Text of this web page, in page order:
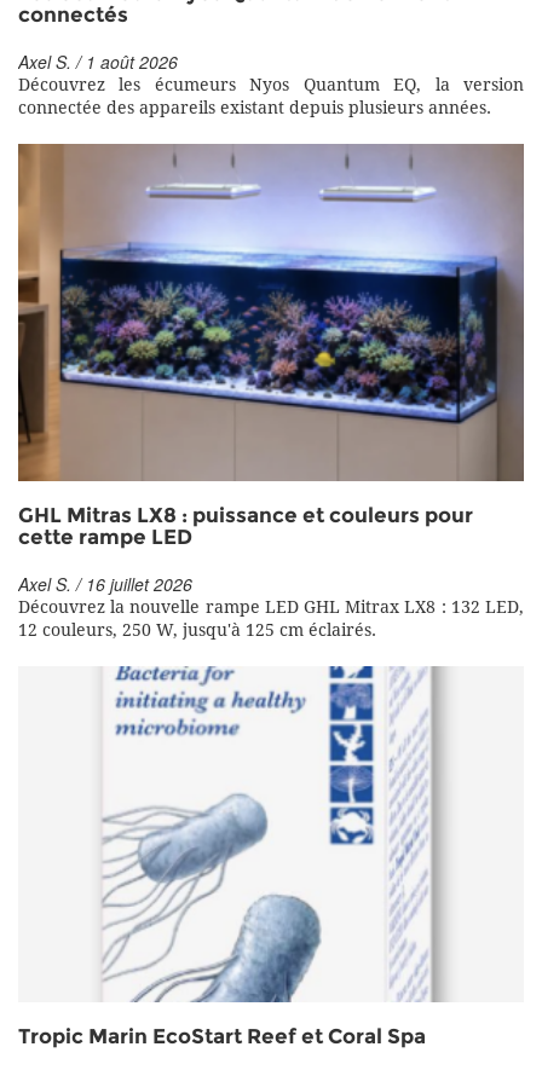
connectés
Axel S. / 1 août 2026
Découvrez les écumeurs Nyos Quantum EQ, la version
connectée des appareils existant depuis plusieurs années.
GHL Mitras LX8 : puissance et couleurs pour
cette rampe LED
Axel S. / 16 juillet 2026
Découvrez la nouvelle rampe LED GHL Mitrax LX8 : 132 LED,
12 couleurs, 250 W, jusqu'à 125 cm éclairés.
Tropic Marin EcoStart Reef et Coral Spa